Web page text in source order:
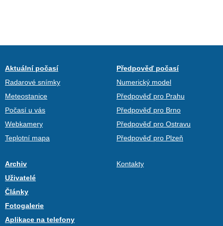
Aktuální počasí
Radarové snímky
Meteostanice
Počasí u vás
Webkamery
Teplotní mapa
Předpověď počasí
Numerický model
Předpověď pro Prahu
Předpověď pro Brno
Předpověď pro Ostravu
Předpověď pro Plzeň
Archiv
Uživatelé
Články
Fotogalerie
Aplikace na telefony
Kontakty